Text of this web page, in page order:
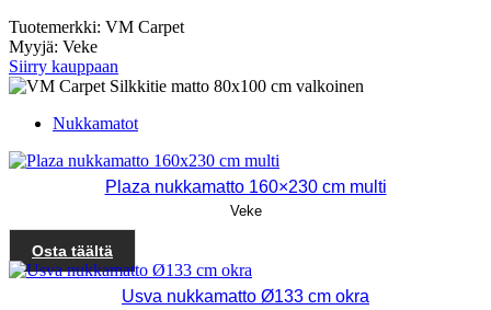
Tuotemerkki: VM Carpet
Myyjä: Veke
Siirry kauppaan
Nukkamatot
Plaza nukkamatto 160×230 cm multi
Veke
Osta täältä
Usva nukkamatto Ø133 cm okra